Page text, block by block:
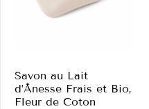
Savon au Lait
d’Ânesse Frais et Bio,
Fleur de Coton